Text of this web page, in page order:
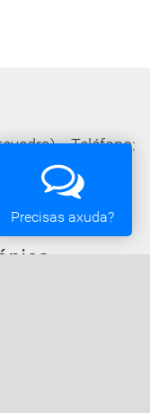
- Teléfono:
Precisas axuda?